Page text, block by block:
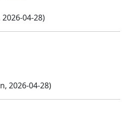
04-28)
2026-04-28)